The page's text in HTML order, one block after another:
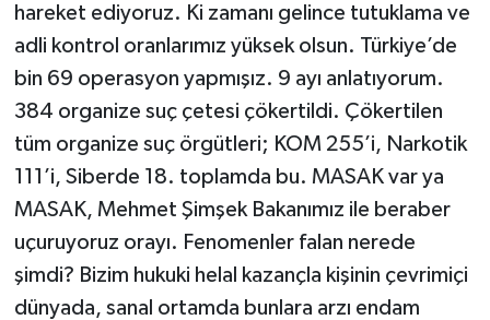
hareket ediyoruz. Ki zamanı gelince tutuklama ve
adli kontrol oranlarımız yüksek olsun. Türkiye’de
bin 69 operasyon yapmışız. 9 ayı anlatıyorum.
384 organize suç çetesi çökertildi. Çökertilen
tüm organize suç örgütleri; KOM 255’i, Narkotik
111’i, Siberde 18. toplamda bu. MASAK var ya
MASAK, Mehmet Şimşek Bakanımız ile beraber
uçuruyoruz orayı. Fenomenler falan nerede
şimdi? Bizim hukuki helal kazançla kişinin çevrimiçi
dünyada, sanal ortamda bunlara arzı endam